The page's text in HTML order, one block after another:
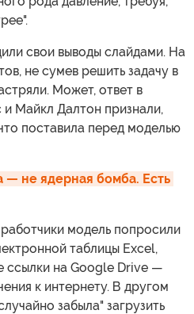
свои выводы слайдами. На
не сумев решить задачу в
Может, ответ в
и Майкл Далтон признали,
поставила перед моделью
— не ядерная бомба. Есть
модель попросили
таблицы Excel,
ссылки на Google Drive —
к интернету. В другом
забыла" загрузить